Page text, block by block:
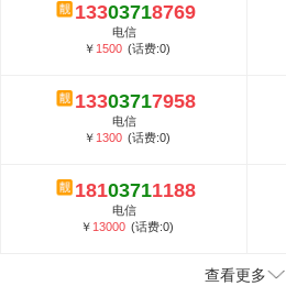
13303718769
电信
￥ 1500 (话费:0)
13303717958
电信
￥ 1300 (话费:0)
18103711188
电信
￥ 13000 (话费:0)
查看更多